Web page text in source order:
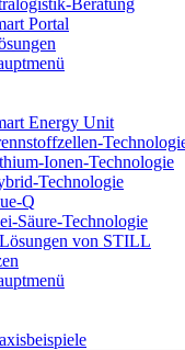
Beratung
Portal
Energy Unit
Ionen-Technologie
Technologie
Q
Säure-Technologie
von STILL